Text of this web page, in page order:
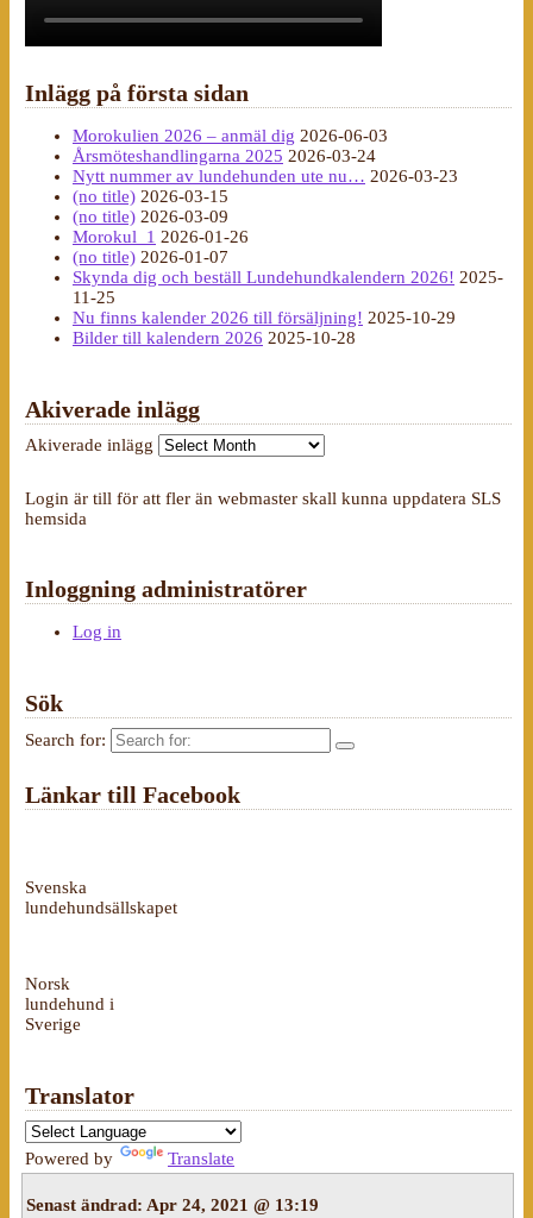
Inlägg på första sidan
Morokulien 2026 – anmäl dig 2026-06-03
Årsmöteshandlingarna 2025 2026-03-24
Nytt nummer av lundehunden ute nu… 2026-03-23
(no title) 2026-03-15
(no title) 2026-03-09
Morokul_1 2026-01-26
(no title) 2026-01-07
Skynda dig och beställ Lundehundkalendern 2026! 2025-
11-25
Nu finns kalender 2026 till försäljning! 2025-10-29
Bilder till kalendern 2026 2025-10-28
Akiverade inlägg
Akiverade inlägg
Login är till för att fler än webmaster skall kunna uppdatera SLS
hemsida
Inloggning administratörer
Log in
Sök
Search for:
Länkar till Facebook
Svenska
lundehundsällskapet
Norsk
lundehund i
Sverige
Translator
Powered by Translate
Senast ändrad: Apr 24, 2021 @ 13:19